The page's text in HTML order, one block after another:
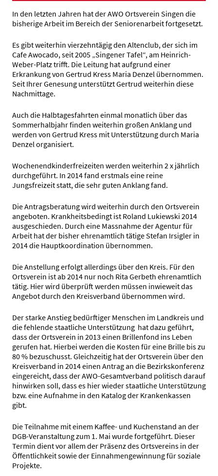
In den letzten Jahren hat der AWO Ortsverein Singen die
bisherige Arbeit im Bereich der Seniorenarbeit fortgesetzt.
Es gibt weiterhin vierzehntägig den Altenclub, der sich im
Cafe Awocado, seit 2005 „Singener Tafel“, am Heinrich-
Weber-Platz trifft. Die Leitung hat aufgrund einer
Erkrankung von Gertrud Kress Maria Denzel übernommen.
Seit Ihrer Genesung unterstützt Gertrud weiterhin diese
Nachmittage.
Auch die Halbtagesfahrten einmal monatlich über das
Sommerhalbjahr finden weiterhin großen Anklang und
werden von Gertrud Kress mit Unterstützung durch Maria
Denzel organisiert.
Wochenendkinderfreizeiten werden weiterhin 2 x jährlich
durchgeführt. In 2014 fand erstmals eine reine
Jungsfreizeit statt, die sehr guten Anklang fand.
Die Antragsberatung wird weiterhin durch den Ortsverein
angeboten. Krankheitsbedingt ist Roland Lukiewski 2014
ausgeschieden. Durch eine Massnahme der Agentur für
Arbeit hat der bisher ehrenamtlich tätige Stefan Irsigler in
2014 die Hauptkoordination übernommen.
Die Anstellung erfolgt allerdings über den Kreis. Für den
Ortsverein ist ab 2014 nur noch Rita Gerbeth ehrenamtlich
tätig. Hier wird überprüft werden müssen inwieweit das
Angebot durch den Kreisverband übernommen wird.
Der starke Anstieg bedürftiger Menschen im Landkreis und
die fehlende staatliche Unterstützung hat dazu geführt,
dass der Ortsverein in 2013 einen Brillenfond ins Leben
gerufen hat. Hierbei werden die Kosten für eine Brille bis zu
80 % bezuschusst. Gleichzeitig hat der Ortsverein über den
Kreisverband in 2014 einen Antrag an die Bezirkskonferenz
eingereicht, dass der AWO-Gesamtverband politisch darauf
hinwirken soll, dass es hier wieder staatliche Unterstützung
bzw. eine Aufnahme in den Katalog der Krankenkassen
gibt.
Die Teilnahme mit einem Kaffee- und Kuchenstand an der
DGB-Veranstaltung zum 1. Mai wurde fortgeführt. Dieser
Termin dient vor allem der Präsenz des Ortsvereins in der
Öffentlichkeit sowie der Einnahmengewinnung für soziale
Projekte.